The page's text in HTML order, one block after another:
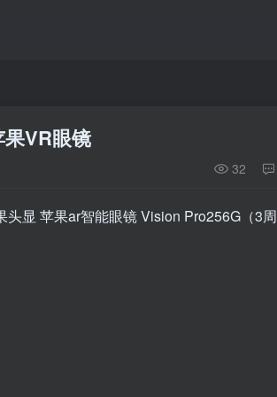
VR眼镜
32
头显 苹果ar智能眼镜 Vision Pro256G（3周